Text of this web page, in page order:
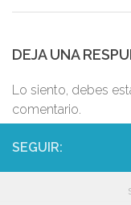
DEJA UNA
Lo siento, debes
comentario.
SEGUIR: